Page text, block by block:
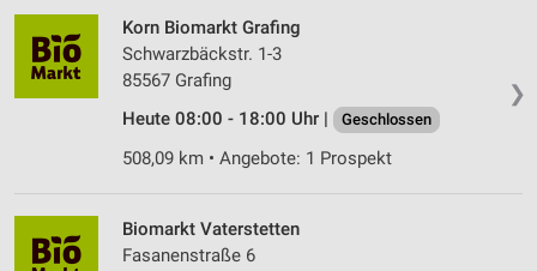
❯
Korn Biomarkt Grafing
Schwarzbäckstr. 1-3
85567 Grafing
Heute 08:00 - 18:00 Uhr |
Geschlossen
508,09 km • Angebote: 1 Prospekt
Biomarkt Vaterstetten
Fasanenstraße 6